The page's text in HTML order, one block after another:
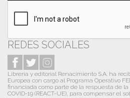
REDES SOCIALES
Librería y editorial Renacimiento S.A. ha
Europea con cargo al Programa Operativo
financiada como parte de la respuesta de
COVID-19 (REACT-UE), para compensar el